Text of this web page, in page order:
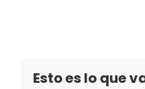
Esto es lo que